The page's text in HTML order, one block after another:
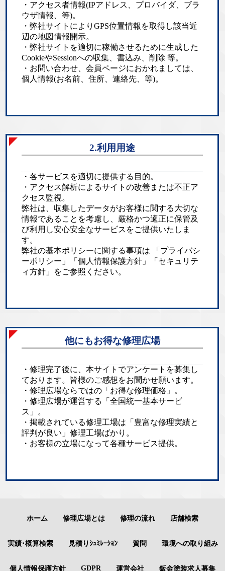
・アクセス者情報(IPアドレス、プロバイダ、ブラ
ウザ情報、等)。
・弊社サイトによりGPS位置情報を取得し該当近
辺の地図情報開示。
・弊社サイトを適切に稼働させるために生成した
CookieやSessionへの収集、書込み、削除 等。
・お問い合わせ、会員ページにおかれましては、
個人情報(お名前、住所、連絡先、等)。
2.利用用途
・各サービスを適切に提供する目的。
・アクセス解析によるサイトの改善または不正ア
クセス監視。
弊社は、収集したデータがお客様に関する大切な
情報であることを考慮し、厳格かつ適正に保管及
び利用し安心安全なサービスをご提供いたしま
す。
弊社の基本ポリシーに関する事項は 「 プライバシ
ーポリシー 」「個人情報保護方針 」「 セキュリテ
ィ方針 」をご参照ください。
他にもお得な修理広場
・修理完了後に、本サイトでアンケートを募集し
ております。皆様のご感想をお聞かせ願います。
・修理広場ならではの「お得な修理価格」。
・修理広場が運営する「全国統一基本サービ
ス」。
・掲載されている修理工場は「豊富な修理実績と
評判が良い」修理工場ばかり。
・お客様の立場になって各種サービス提供。
ホーム 修理広場とは 修理の流れ 店舗検索
実績･概算検索 見積りｼｭﾐﾚｰｼｮﾝ 質問 環境への取り組み
個人情報保護方針 GDPR 運営会社 鈑金塗装求人募集